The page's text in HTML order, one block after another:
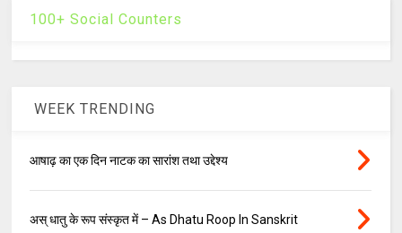
100+ Social Counters
WEEK TRENDING
आषाढ़ का एक दिन नाटक का सारांश तथा उद्देश्य
अस् धातु के रूप संस्कृत में – As Dhatu Roop In Sanskrit